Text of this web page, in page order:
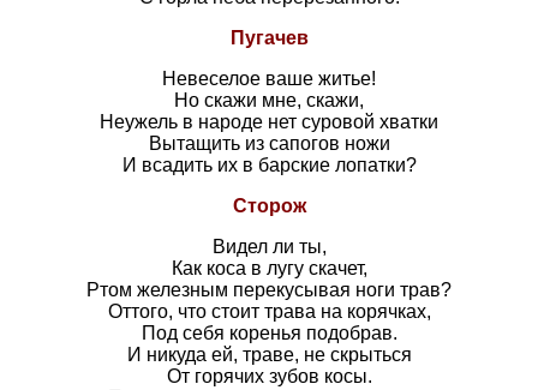
Пугачев
Невеселое ваше житье!
Но скажи мне, скажи,
Неужель в народе нет суровой хватки
Вытащить из сапогов ножи
И всадить их в барские лопатки?
Сторож
Видел ли ты,
Как коса в лугу скачет,
Ртом железным перекусывая ноги трав?
Оттого, что стоит трава на корячках,
Под себя коренья подобрав.
И никуда ей, траве, не скрыться
От горячих зубов косы.